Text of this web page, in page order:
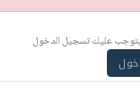
يتوجب عليك تسجيل الدخول